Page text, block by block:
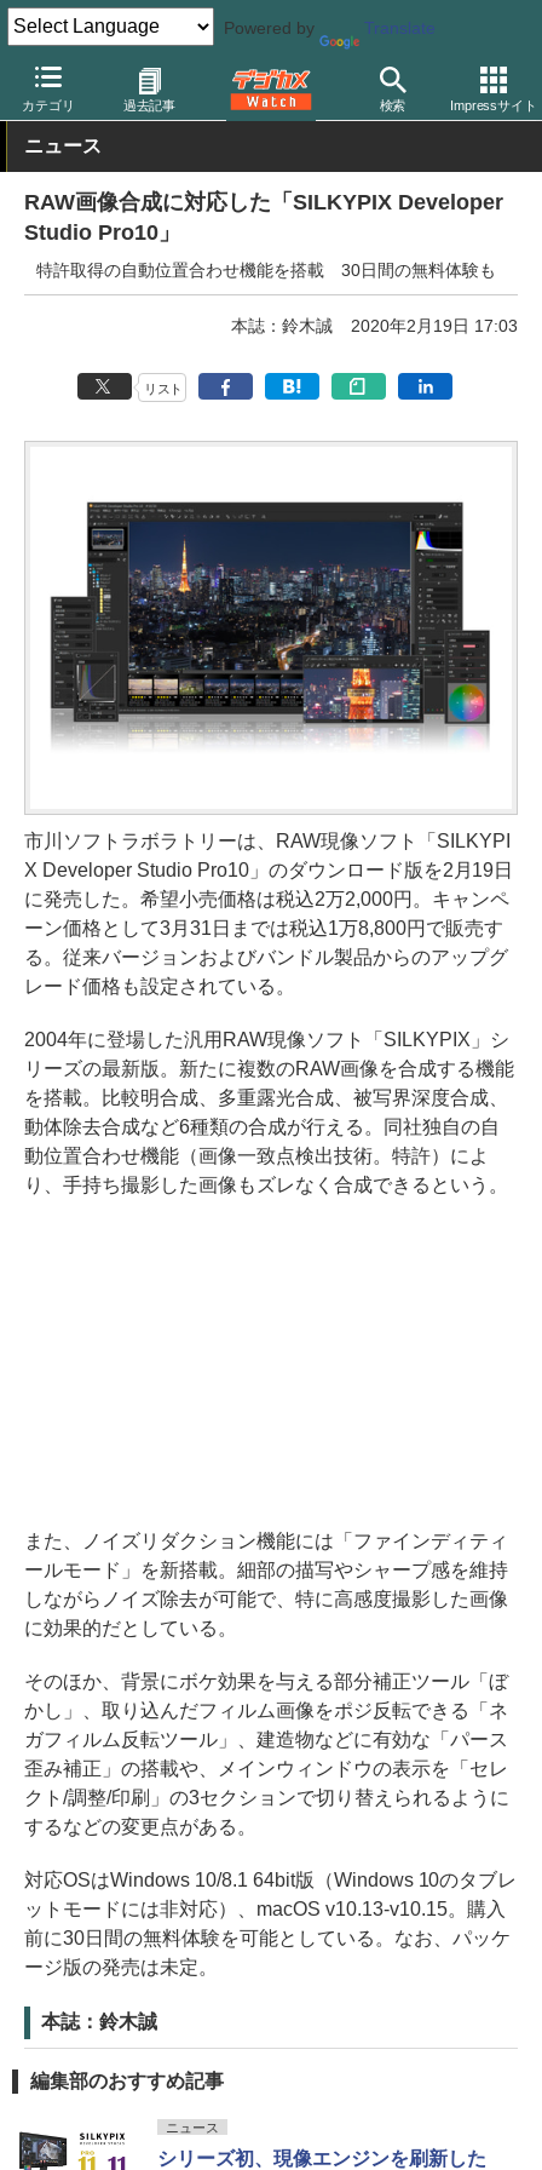
Powered by Translate
カテゴリ 過去記事 検索 Impressサイト
デジカメ Watch PC/モバイル関連 アプリ/ソフトウェア シルキ
ニュース
RAW画像合成に対応した「SILKYPIX Developer
Studio Pro10」
特許取得の自動位置合わせ機能を搭載 30日間の無料体験も
本誌：鈴木誠 2020年2月19日 17:03
リスト
市川ソフトラボラトリーは、RAW現像ソフト「SILKYPI
X Developer Studio Pro10」のダウンロード版を2月19日
に発売した。希望小売価格は税込2万2,000円。キャンペ
ーン価格として3月31日までは税込1万8,800円で販売す
る。従来バージョンおよびバンドル製品からのアップグ
レード価格も設定されている。
2004年に登場した汎用RAW現像ソフト「SILKYPIX」シ
リーズの最新版。新たに複数のRAW画像を合成する機能
を搭載。比較明合成、多重露光合成、被写界深度合成、
動体除去合成など6種類の合成が行える。同社独自の自
動位置合わせ機能（画像一致点検出技術。特許）によ
り、手持ち撮影した画像もズレなく合成できるという。
また、ノイズリダクション機能には「ファインディティ
ールモード」を新搭載。細部の描写やシャープ感を維持
しながらノイズ除去が可能で、特に高感度撮影した画像
に効果的だとしている。
そのほか、背景にボケ効果を与える部分補正ツール「ぼ
かし」、取り込んだフィルム画像をポジ反転できる「ネ
ガフィルム反転ツール」、建造物などに有効な「パース
歪み補正」の搭載や、メインウィンドウの表示を「セレ
クト/調整/印刷」の3セクションで切り替えられるように
するなどの変更点がある。
対応OSはWindows 10/8.1 64bit版（Windows 10のタブレ
ットモードには非対応）、macOS v10.13-v10.15。購入
前に30日間の無料体験を可能としている。なお、パッケ
ージ版の発売は未定。
本誌：鈴木誠
編集部のおすすめ記事
ニュース
シリーズ初、現像エンジンを刷新した